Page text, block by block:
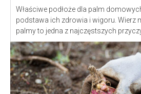
Właściwe podłoże dla palm
podstawa ich zdrowia i wigoru. Wierz
palmy to jedna z najczęstszych